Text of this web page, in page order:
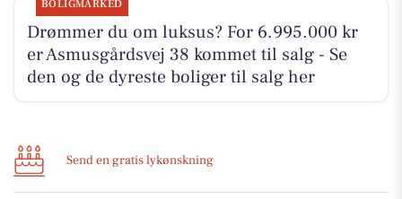
BOLIGMARKED
Drømmer du om luksus? For 6.995.000 kr
er Asmusgårdsvej 38 kommet til salg - Se
den og de dyreste boliger til salg her
Send en gratis lykønskning